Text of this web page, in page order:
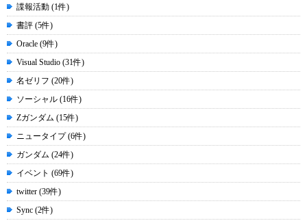
諜報活動 (1件)
書評 (5件)
Oracle (9件)
Visual Studio (31件)
名ゼリフ (20件)
ソーシャル (16件)
Zガンダム (15件)
ニュータイプ (6件)
ガンダム (24件)
イベント (69件)
twitter (39件)
Sync (2件)